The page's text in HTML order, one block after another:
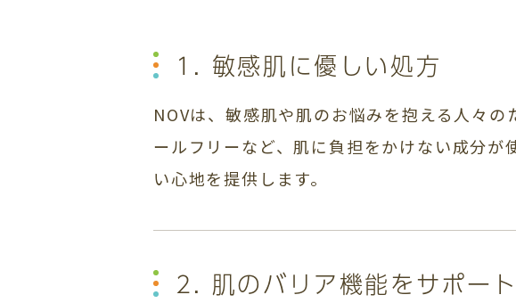
1. 敏感肌に優しい処方
NOVは、敏感肌や肌のお悩みを抱える人々
ールフリーなど、肌に負担をかけない成分
い心地を提供します。
2. 肌のバリア機能をサポート